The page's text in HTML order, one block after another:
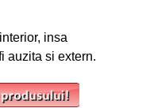
insa
auzita si extern.